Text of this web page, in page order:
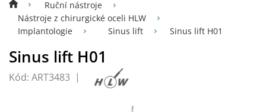
Ruční nástroje
Nástroje z chirurgické oceli HLW
Implantologie
Sinus lift Sinus lift H01
Sinus lift H01
Kód: ART3483